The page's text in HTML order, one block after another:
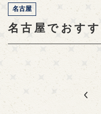
名古屋
名古屋でおす
ズ業者5選と選